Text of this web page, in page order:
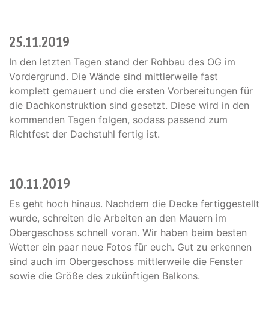
25.11.2019
In den letzten Tagen stand der Rohbau des OG im
Vordergrund. Die Wände sind mittlerweile fast
komplett gemauert und die ersten Vorbereitungen für
die Dachkonstruktion sind gesetzt. Diese wird in den
kommenden Tagen folgen, sodass passend zum
Richtfest der Dachstuhl fertig ist.
10.11.2019
Es geht hoch hinaus. Nachdem die Decke fertiggestellt
wurde, schreiten die Arbeiten an den Mauern im
Obergeschoss schnell voran. Wir haben beim besten
Wetter ein paar neue Fotos für euch. Gut zu erkennen
sind auch im Obergeschoss mittlerweile die Fenster
sowie die Größe des zukünftigen Balkons.